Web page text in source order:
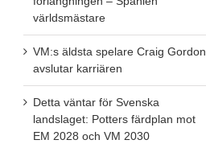
världsmästare
VM:s äldsta spelare Craig Gordon
avslutar karriären
Detta väntar för Svenska
landslaget: Potters färdplan mot
EM 2028 och VM 2030